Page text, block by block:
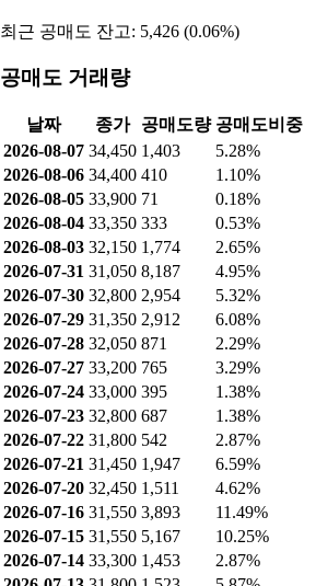
창호류인테리어자재류 [건축자재]
72.8%
자동차소재/산업용필름
공매도 현황
최근 공매도 거래량: 1,403 (5.28%)
최근 공매도 잔고: 5,426 (0.06%)
공매도 거래량
날짜 종가 공매도량
공매도비중
2026-08-07 34,450 1,403
5.28%
2026-08-06 34,400 410
1.10%
2026-08-05 33,900 71
0.18%
2026-08-04 33,350 333
0.53%
2026-08-03 32,150 1,774
2.65%
2026-07-31 31,050 8,187
4.95%
2026-07-30 32,800 2,954
5.32%